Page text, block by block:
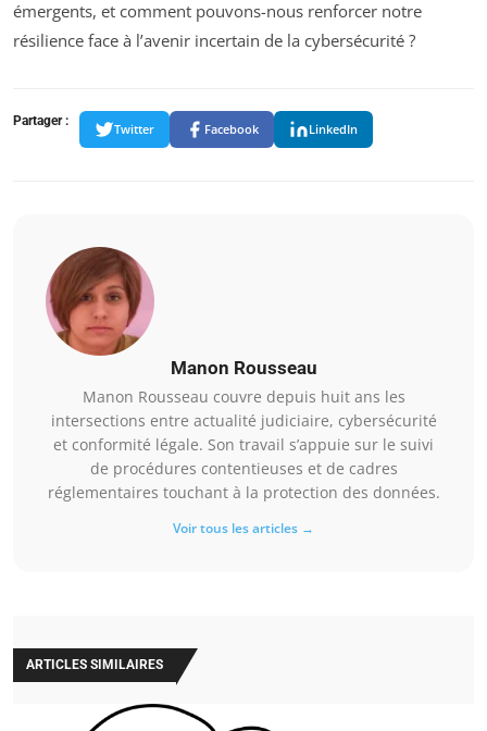
émergents, et comment pouvons-nous renforcer notre
résilience face à l’avenir incertain de la cybersécurité ?
Partager :
Twitter Facebook LinkedIn
Manon Rousseau
Manon Rousseau couvre depuis huit ans les
intersections entre actualité judiciaire, cybersécurité
et conformité légale. Son travail s’appuie sur le suivi
de procédures contentieuses et de cadres
réglementaires touchant à la protection des données.
Voir tous les articles →
ARTICLES SIMILAIRES